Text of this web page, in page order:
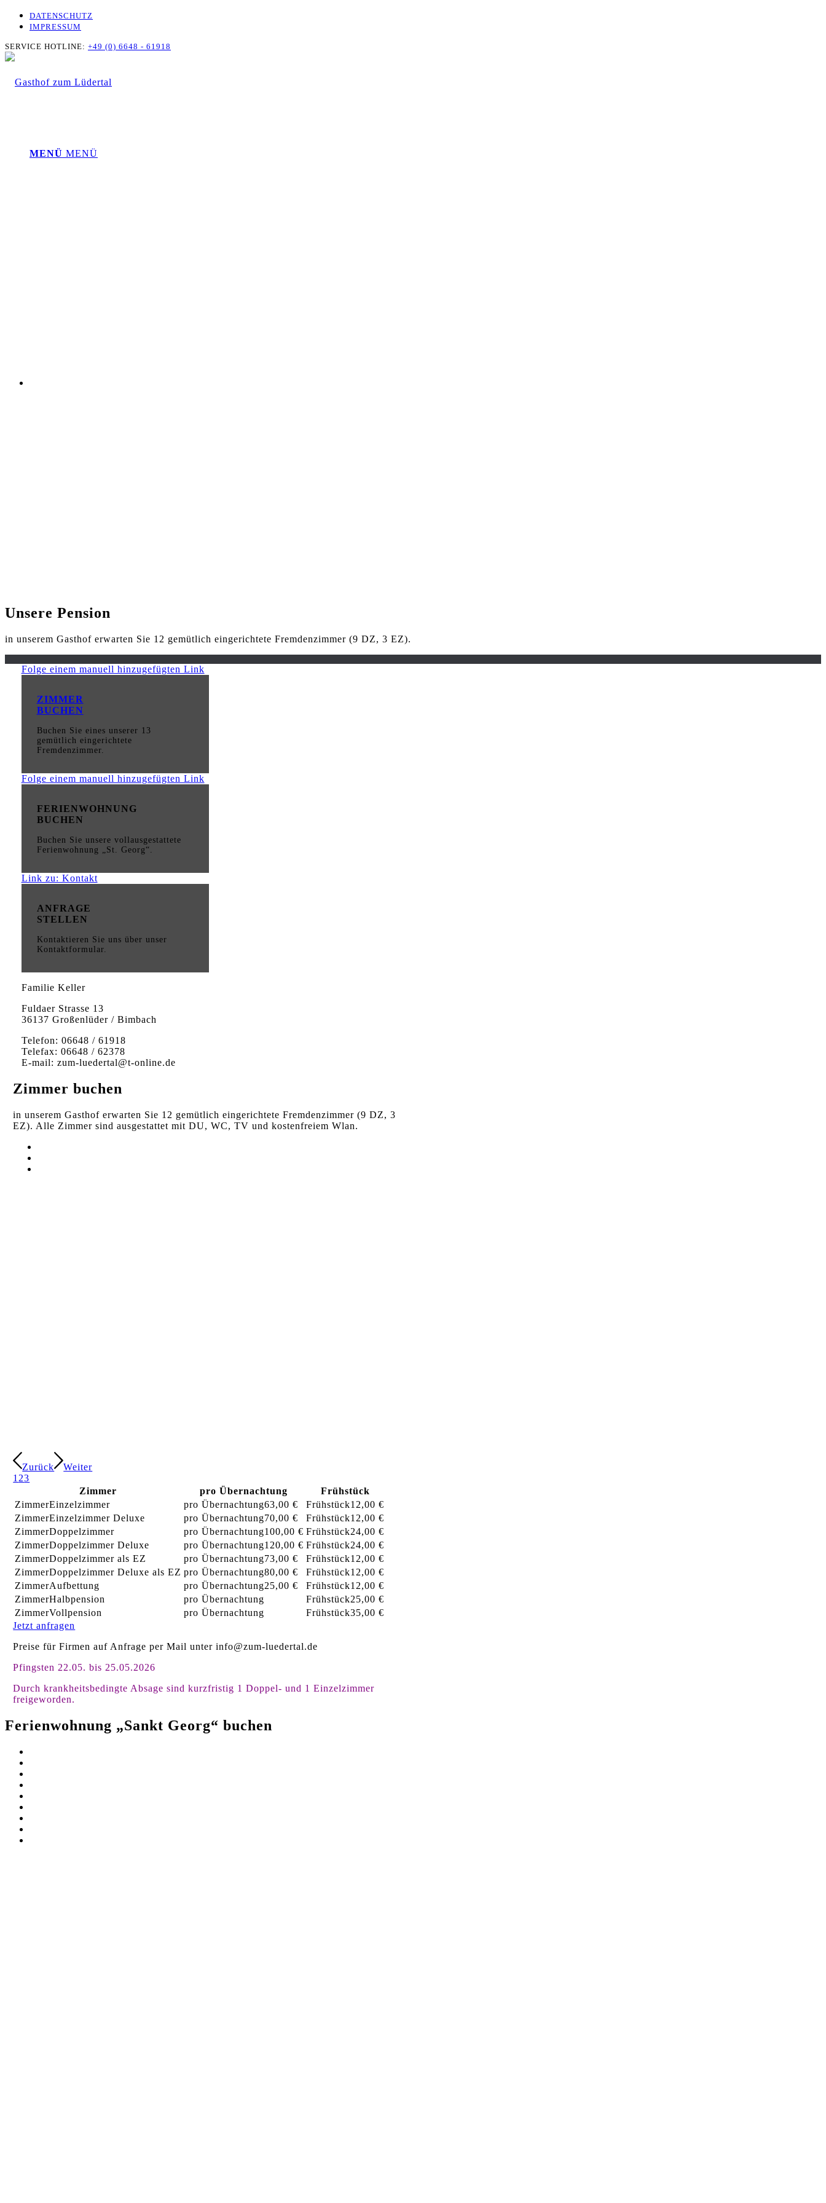
DATENSCHUTZ
IMPRESSUM
SERVICE HOTLINE: +49 (0) 6648 - 61918
MENÜ MENÜ
Unsere Pension
in unserem Gasthof erwarten Sie 12 gemütlich eingerichtete Fremdenzimmer (9 DZ, 3 EZ).
Folge einem manuell hinzugefügten Link
ZIMMER
BUCHEN
Buchen Sie eines unserer 13
gemütlich eingerichtete
Fremdenzimmer.
Folge einem manuell hinzugefügten Link
FERIENWOHNUNG
BUCHEN
Buchen Sie unsere vollausgestattete
Ferienwohnung „St. Georg“.
Link zu: Kontakt
ANFRAGE
STELLEN
Kontaktieren Sie uns über unser
Kontaktformular.
Familie Keller
Fuldaer Strasse 13
36137 Großenlüder / Bimbach
Telefon: 06648 / 61918
Telefax: 06648 / 62378
E-mail: zum-luedertal@t-online.de
Zimmer buchen
in unserem Gasthof erwarten Sie 12 gemütlich eingerichtete Fremdenzimmer (9 DZ, 3
EZ). Alle Zimmer sind ausgestattet mit DU, WC, TV und kostenfreiem Wlan.
Zurück
Weiter
123
Zimmer
pro Übernachtung
Frühstück
Einzelzimmer
63,00 €
12,00 €
Einzelzimmer Deluxe
70,00 €
12,00 €
Doppelzimmer
100,00 €
24,00 €
Doppelzimmer Deluxe
120,00 €
24,00 €
Doppelzimmer als EZ
73,00 €
12,00 €
Doppelzimmer Deluxe als EZ
80,00 €
12,00 €
Aufbettung
25,00 €
12,00 €
Halbpension
25,00 €
Vollpension
35,00 €
Jetzt anfragen
Preise für Firmen auf Anfrage per Mail unter info@zum-luedertal.de
Pfingsten 22.05. bis 25.05.2026
Durch krankheitsbedingte Absage sind kurzfristig 1 Doppel- und 1 Einzelzimmer
freigeworden.
Ferienwohnung „Sankt Georg“ buchen